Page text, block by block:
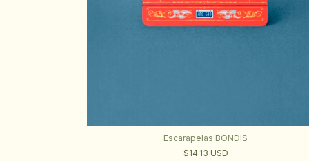
Escarapelas BONDIS
$14.13 USD